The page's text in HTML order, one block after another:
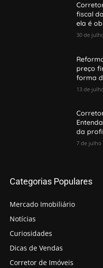
fiscal
ela é
30 de
preço
forma
13 de
da
7 de julho
Categorias Populares
Mercado Imobiliário
Notícias
Curiosidades
Dicas de Vendas
Corretor de Imóveis